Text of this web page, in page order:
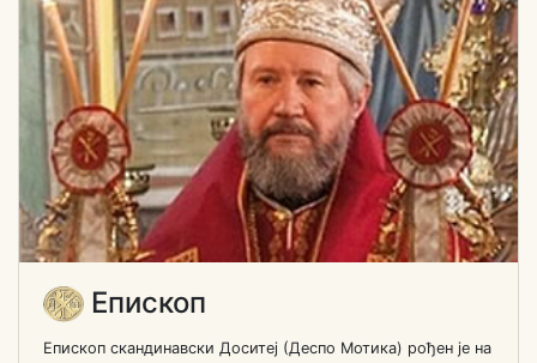
Епископ
Епископ скандинавски Доситеј (Деспо Мотика) рођен je на